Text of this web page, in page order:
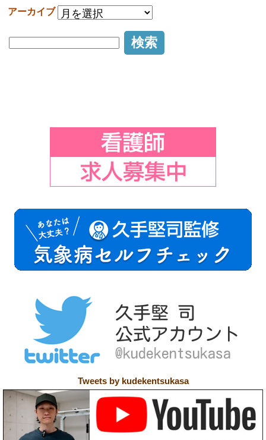
アーカイブ
Tweets by kudekentsukasa